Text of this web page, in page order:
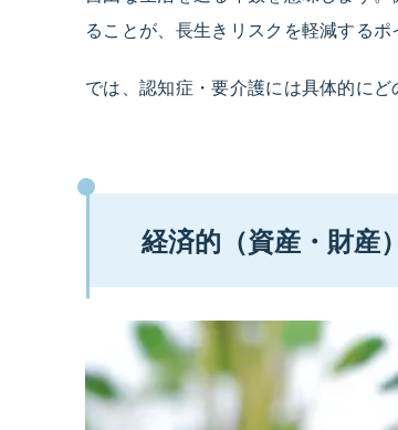
ることが、長生きリスクを軽減するポ
では、認知症・要介護には具体的に
経済的（資産・財産